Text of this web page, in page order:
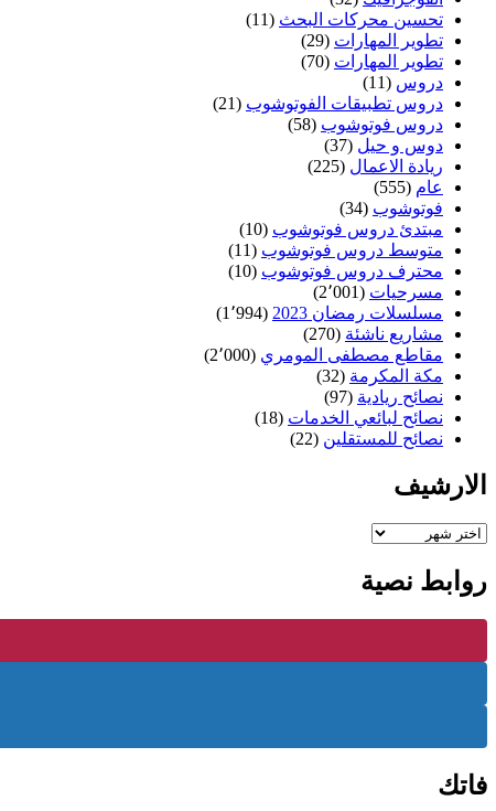
تحسين محركات البحث (11)
تطوير المهارات (29)
تطوير المهارات (70)
دروس (11)
دروس تطبيقات الفوتوشوب (21)
دروس فوتوشوب (58)
دوس و حيل (37)
ريادة الاعمال (225)
عام (555)
فوتوشوب (34)
مبتدئ دروس فوتوشوب (10)
متوسط دروس فوتوشوب (11)
محترف دروس فوتوشوب (10)
مسرحيات (2٬001)
مسلسلات رمضان 2023
(1٬994)
مشاريع ناشئة (270)
مقاطع مصطفى المومري (2٬000)
مكة المكرمة (32)
نصائح ريادية (97)
نصائح لبائعي الخدمات (18)
نصائح للمستقلين (22)
الارشيف
الارشيف
روابط نصية
فاتك